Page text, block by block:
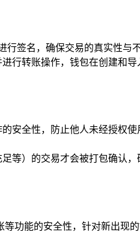
签名，确保交易的真实性与不
进行转账操作，钱包在创建和导
安全性，防止他人未经授权
等）的交易才会被打包确认，
功能的安全性，针对新出现